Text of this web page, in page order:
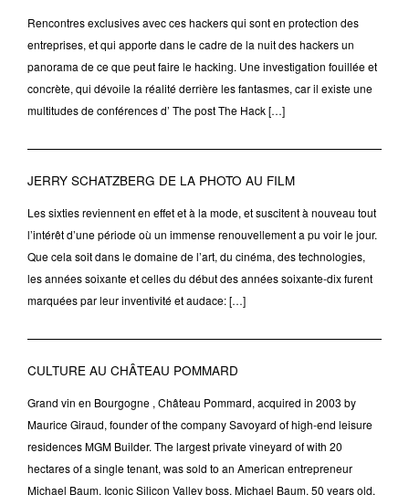
Rencontres exclusives avec ces hackers qui sont en protection des
entreprises, et qui apporte dans le cadre de la nuit des hackers un
panorama de ce que peut faire le hacking. Une investigation fouillée et
concrète, qui dévoile la réalité derrière les fantasmes, car il existe une
multitudes de conférences d’ The post The Hack […]
JERRY SCHATZBERG DE LA PHOTO AU FILM
Les sixties reviennent en effet et à la mode, et suscitent à nouveau tout
l’intérêt d’une période où un immense renouvellement a pu voir le jour.
Que cela soit dans le domaine de l’art, du cinéma, des technologies,
les années soixante et celles du début des années soixante-dix furent
marquées par leur inventivité et audace: […]
CULTURE AU CHÂTEAU POMMARD
Grand vin en Bourgogne , Château Pommard, acquired in 2003 by
Maurice Giraud, founder of the company Savoyard of high-end leisure
residences MGM Builder. The largest private vineyard of with 20
hectares of a single tenant, was sold to an American entrepreneur
Michael Baum. Iconic Silicon Valley boss, Michael Baum, 50 years old,